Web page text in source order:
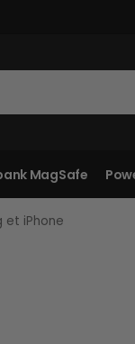
MagSafe
et iPhone